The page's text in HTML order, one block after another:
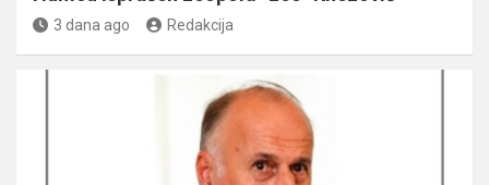
3 dana ago Redakcija